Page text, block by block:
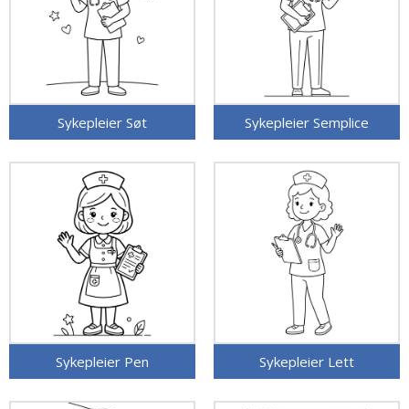
Sykepleier Søt Sykepleier Semplice
Sykepleier Pen Sykepleier Lett